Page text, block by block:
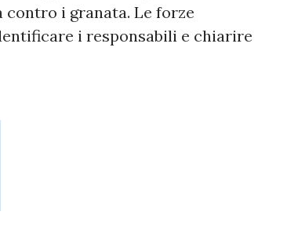
contro i granata. Le forze
i responsabili e chiarire